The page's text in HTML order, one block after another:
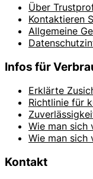
Über
Kontaktieren
Allgemeine
Infos für
Erklärte
Richtlinie für
Wie man sich
Wie man sich
Kontakt